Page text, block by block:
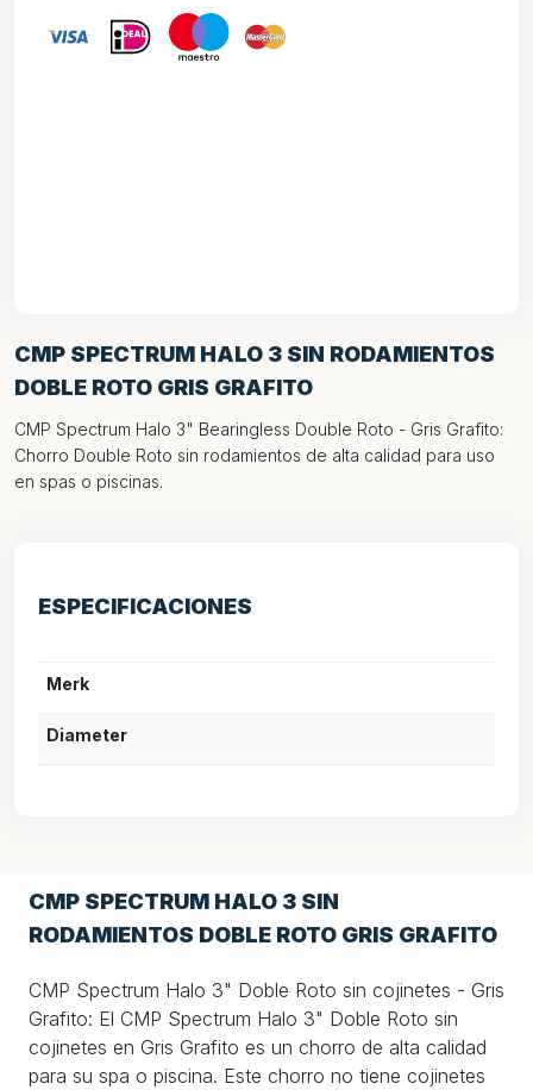
CMP SPECTRUM HALO 3 SIN RODAMIENTOS
DOBLE ROTO GRIS GRAFITO
CMP Spectrum Halo 3" Bearingless Double Roto - Gris Grafito:
Chorro Double Roto sin rodamientos de alta calidad para uso
en spas o piscinas.
ESPECIFICACIONES
Merk
Diameter
CMP SPECTRUM HALO 3 SIN
RODAMIENTOS DOBLE ROTO GRIS GRAFITO
CMP Spectrum Halo 3" Doble Roto sin cojinetes - Gris
Grafito: El CMP Spectrum Halo 3" Doble Roto sin
cojinetes en Gris Grafito es un chorro de alta calidad
para su spa o piscina. Este chorro no tiene cojinetes